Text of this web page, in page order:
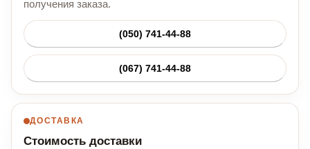
получения заказа.
(050) 741-44-88
(067) 741-44-88
ДОСТАВКА
Стоимость доставки